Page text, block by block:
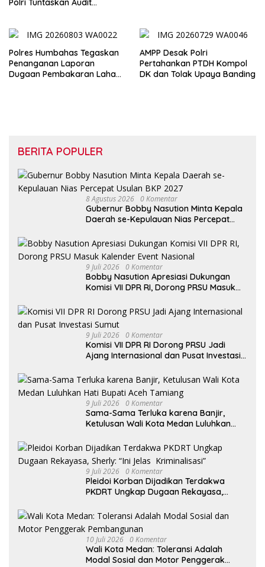
Polri Tuntaskan Audit
Polres Humbahas Tegaskan
Penanganan Laporan
Dugaan Pembakaran Lahan
AMPP Desak Polri
Pertahankan PTDH Kompol
DK dan Tolak Upaya Banding
BERITA POPULER
8 Agustus 2026 0 Komentar
Gubernur Bobby Nasution Minta Kepala
Daerah se-Kepulauan Nias Percepat
9 Juli 2026 0 Komentar
Bobby Nasution Apresiasi Dukungan
Komisi VII DPR RI, Dorong PRSU Masuk
9 Juli 2026 0 Komentar
Komisi VII DPR RI Dorong PRSU Jadi
Ajang Internasional dan Pusat Investasi
9 Juli 2026 0 Komentar
Sama-Sama Terluka karena Banjir,
Ketulusan Wali Kota Medan Luluhkan
9 Juli 2026 0 Komentar
Pleidoi Korban Dijadikan Terdakwa
PKDRT Ungkap Dugaan Rekayasa,
10 Juli 2026 0 Komentar
Wali Kota Medan: Toleransi Adalah
Modal Sosial dan Motor Penggerak